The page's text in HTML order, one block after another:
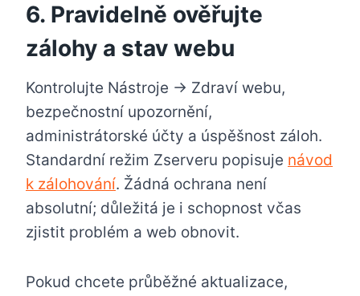
6. Pravidelně ověřujte
zálohy a stav webu
Kontrolujte Nástroje → Zdraví webu,
bezpečnostní upozornění,
administrátorské účty a úspěšnost záloh.
Standardní režim Zserveru popisuje návod
k zálohování. Žádná ochrana není
absolutní; důležitá je i schopnost včas
zjistit problém a web obnovit.
Pokud chcete průběžné aktualizace,